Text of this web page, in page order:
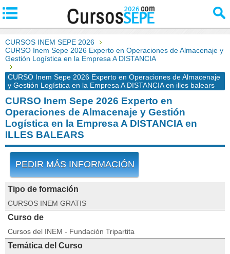
CURSOS INEM SEPE 2026
CURSO Inem Sepe 2026 Experto en Operaciones de Almacenaje y
Gestión Logística en la Empresa A DISTANCIA
CURSO Inem Sepe 2026 Experto en Operaciones de Almacenaje
y Gestión Logística en la Empresa A DISTANCIA en illes balears
CURSO Inem Sepe 2026 Experto en
Operaciones de Almacenaje y Gestión
Logística en la Empresa A DISTANCIA en
ILLES BALEARS
PEDIR MÁS INFORMACIÓN
Tipo de formación
CURSOS INEM GRATIS
Curso de
Cursos del INEM - Fundación Tripartita
Temática del Curso